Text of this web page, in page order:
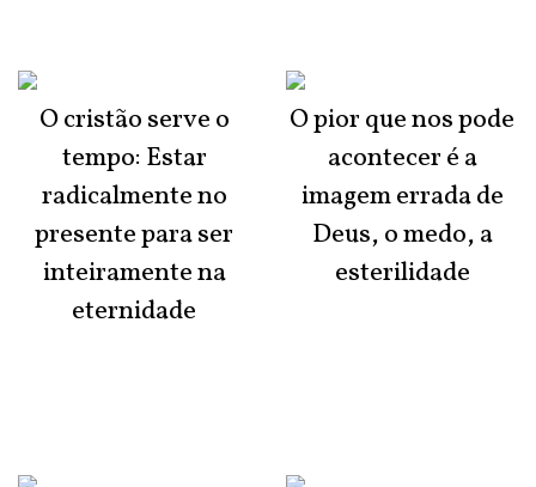
O cristão serve o
tempo: Estar
radicalmente no
presente para ser
inteiramente na
eternidade
O pior que nos pode
acontecer é a
imagem errada de
Deus, o medo, a
esterilidade